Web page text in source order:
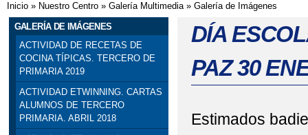
ENGLISH PROJECT:
PRIMARIA). SEXTO DE
PROGRAMA # TÚ
Se encuentra usted aquí
Inicio » Nuestro Centro » Galería Multimedia» Galería de Imágenes
GALERÍA DE IMÁGENES
ACTIVIDAD DE RECETAS DE
COCINA TÍPICAS. TERCERO DE
PRIMARIA 2019
ACTIVIDAD ETWINNING. CARTAS
ALUMNOS DE TERCERO
PRIMARIA. ABRIL 2018
DÍA
PAZ 30
Estimados